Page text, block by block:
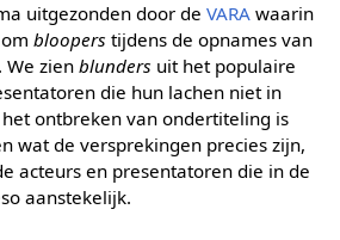
uitgezonden door de VARAwaarin
bloopers tijdens de opnames van
zien blunders uit het populaire
die hun lachen niet in
ontbreken van ondertiteling is
wat de versprekingen precies zijn,
acteurs en presentatoren die in de
aanstekelijk.